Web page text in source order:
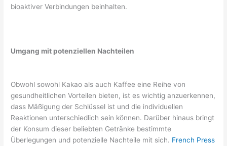
bioaktiver Verbindungen beinhalten.
Umgang mit potenziellen Nachteilen
Obwohl sowohl Kakao als auch Kaffee eine Reihe von
gesundheitlichen Vorteilen bieten, ist es wichtig anzuerkennen,
dass Mäßigung der Schlüssel ist und die individuellen
Reaktionen unterschiedlich sein können. Darüber hinaus bringt
der Konsum dieser beliebten Getränke bestimmte
Überlegungen und potenzielle Nachteile mit sich. French Press